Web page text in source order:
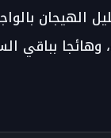
الهيجان
وهائجا